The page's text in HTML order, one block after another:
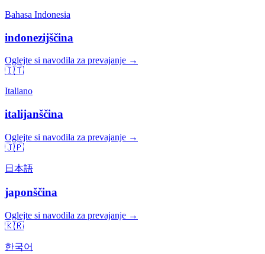
Bahasa Indonesia
indonezijščina
Oglejte si navodila za prevajanje →
🇮🇹
Italiano
italijanščina
Oglejte si navodila za prevajanje →
🇯🇵
日本語
japonščina
Oglejte si navodila za prevajanje →
🇰🇷
한국어